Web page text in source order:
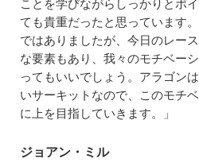
ことを学びながらしっかりとポ
ても貴重だったと思っています
ではありましたが、今日のレー
な要素もあり、我々のモチベー
ってもいいでしょう。アラゴン
いサーキットなので、このモチ
に上を目指していきます。」
ジョアン・ミル